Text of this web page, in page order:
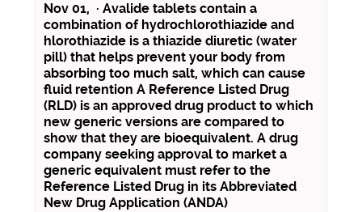
Nov 01, · Avalide tablets contain a
combination of hydrochlorothiazide and
hlorothiazide is a thiazide diuretic (water
pill) that helps prevent your body from
absorbing too much salt, which can cause
fluid retention A Reference Listed Drug
(RLD) is an approved drug product to which
new generic versions are compared to
show that they are bioequivalent. A drug
company seeking approval to market a
generic equivalent must refer to the
Reference Listed Drug in its Abbreviated
New Drug Application (ANDA)